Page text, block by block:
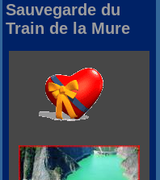
Sauvegarde du
Train de la Mure